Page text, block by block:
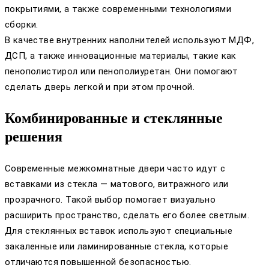
покрытиями, а также современными технологиями
сборки.
В качестве внутренних наполнителей используют МДФ,
ДСП, а также инновационные материалы, такие как
пенополистирол или пенополиуретан. Они помогают
сделать дверь легкой и при этом прочной.
Комбинированные и стеклянные
решения
Современные межкомнатные двери часто идут с
вставками из стекла — матового, витражного или
прозрачного. Такой выбор помогает визуально
расширить пространство, сделать его более светлым.
Для стеклянных вставок используют специальные
закаленные или ламинированные стекла, которые
отличаются повышенной безопасностью.